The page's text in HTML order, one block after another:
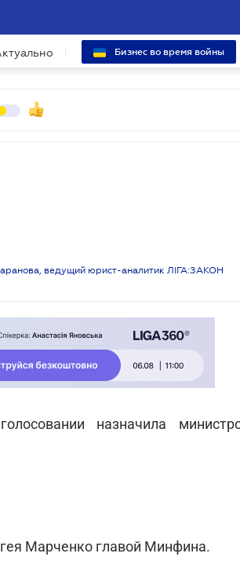
Бизнес во время войны
ведущий юрист-аналитик ЛІГА:ЗАКОН
назначила
Марченко главой Минфина.